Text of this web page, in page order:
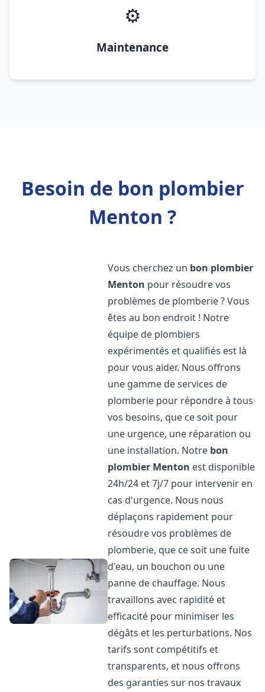
⚙️
Maintenance
Besoin de bon plombier
Menton ?
Vous cherchez un bon plombier
Menton pour résoudre vos
problèmes de plomberie ? Vous
êtes au bon endroit ! Notre
équipe de plombiers
expérimentés et qualifiés est là
pour vous aider. Nous offrons
une gamme de services de
plomberie pour répondre à tous
vos besoins, que ce soit pour
une urgence, une réparation ou
une installation. Notre bon
plombier Menton est disponible
24h/24 et 7j/7 pour intervenir en
cas d'urgence. Nous nous
déplaçons rapidement pour
résoudre vos problèmes de
plomberie, que ce soit une fuite
d'eau, un bouchon ou une
panne de chauffage. Nous
travaillons avec rapidité et
efficacité pour minimiser les
dégâts et les perturbations. Nos
tarifs sont compétitifs et
transparents, et nous offrons
des garanties sur nos travaux